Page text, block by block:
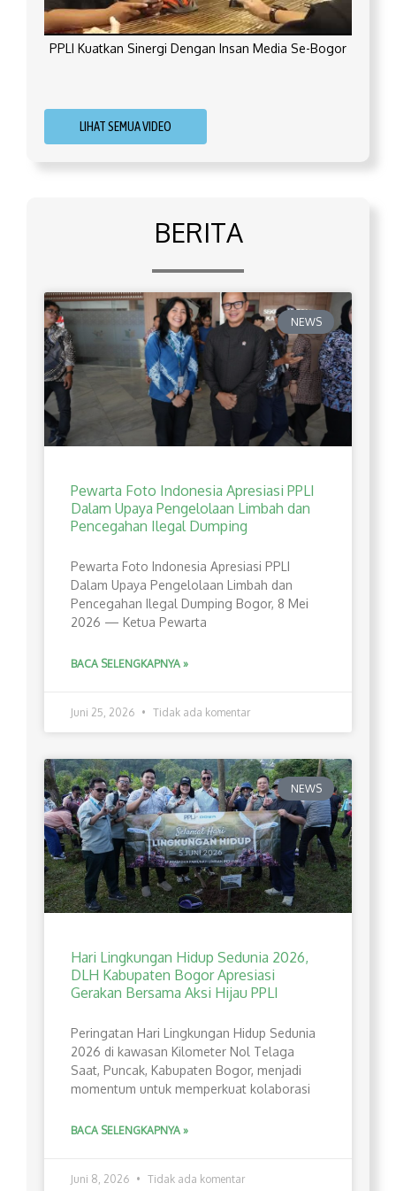
PPLI Kuatkan Sinergi Dengan Insan Media Se-Bogor
LIHAT SEMUA VIDEO
BERITA
NEWS
Pewarta Foto Indonesia Apresiasi PPLI
Dalam Upaya Pengelolaan Limbah dan
Pencegahan Ilegal Dumping
Pewarta Foto Indonesia Apresiasi PPLI
Dalam Upaya Pengelolaan Limbah dan
Pencegahan Ilegal Dumping Bogor, 8 Mei
2026 — Ketua Pewarta
BACA SELENGKAPNYA »
Juni 25, 2026 Tidak ada komentar
NEWS
Hari Lingkungan Hidup Sedunia 2026,
DLH Kabupaten Bogor Apresiasi
Gerakan Bersama Aksi Hijau PPLI
Peringatan Hari Lingkungan Hidup Sedunia
2026 di kawasan Kilometer Nol Telaga
Saat, Puncak, Kabupaten Bogor, menjadi
momentum untuk memperkuat kolaborasi
BACA SELENGKAPNYA »
Juni 8, 2026 Tidak ada komentar